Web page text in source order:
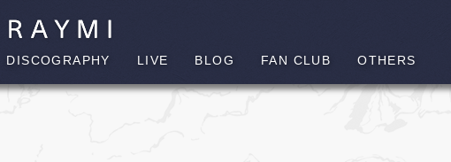
DISCOGRAPHY LIVE BLOG FAN CLUB OTHERS